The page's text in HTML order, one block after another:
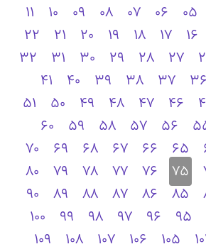
05
06
07
08
09
10
11
16
17
18
19
20
21
22
27
28
29
30
31
32
36
37
38
39
40
41
46
47
48
49
50
51
56
57
58
59
60
65
66
67
68
69
70
75
76
77
78
79
80
85
86
87
88
89
90
95
96
97
98
99
100
105
106
107
108
109